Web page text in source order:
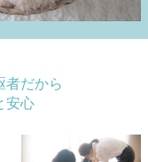
者だから
安心